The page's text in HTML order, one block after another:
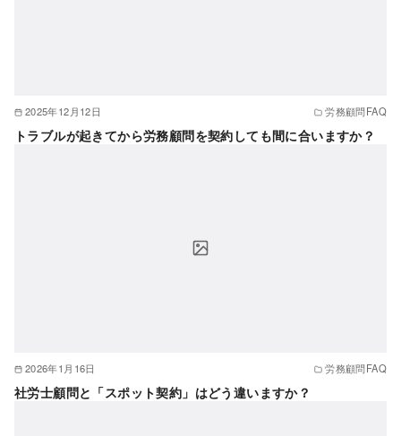
2025年12月12日 労務顧問FAQ
トラブルが起きてから労務顧問を契約しても間に合いますか？
2026年1月16日 労務顧問FAQ
社労士顧問と「スポット契約」はどう違いますか？